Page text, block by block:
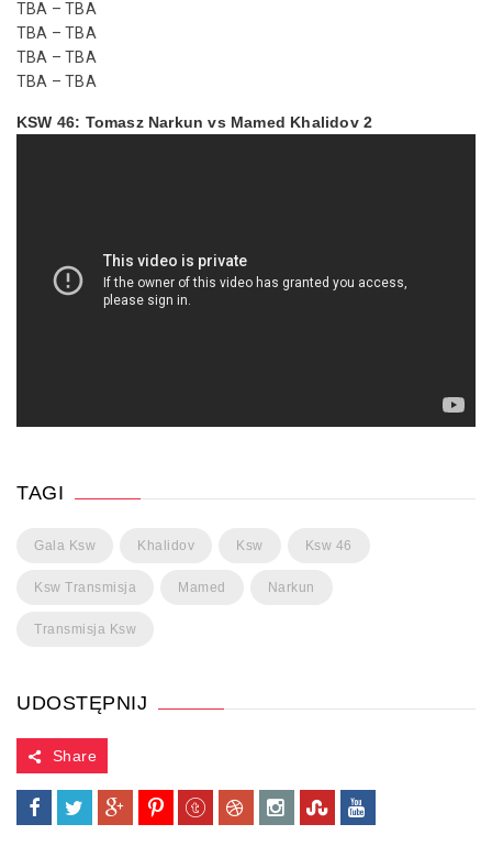
TBA – TBA
TBA – TBA
TBA – TBA
TBA – TBA
KSW 46: Tomasz Narkun vs Mamed Khalidov 2
TAGI
Gala Ksw Khalidov Ksw Ksw 46
Ksw Transmisja Mamed Narkun
Transmisja Ksw
UDOSTĘPNIJ
Share